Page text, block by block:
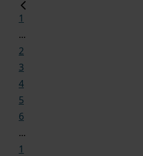
1
...
2
3
4
5
6
...
1